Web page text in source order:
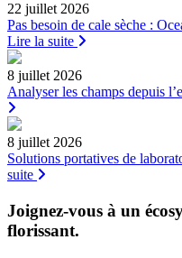
22 juillet 2026
Pas besoin de cale sèche :
Lire la suite
8 juillet 2026
Analyser les champs depuis
8 juillet 2026
Solutions portatives de
suite
Joignez-vous à un
florissant.